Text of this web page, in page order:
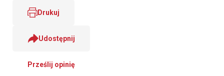
Drukuj
Udostępnij
Prześlij opinię